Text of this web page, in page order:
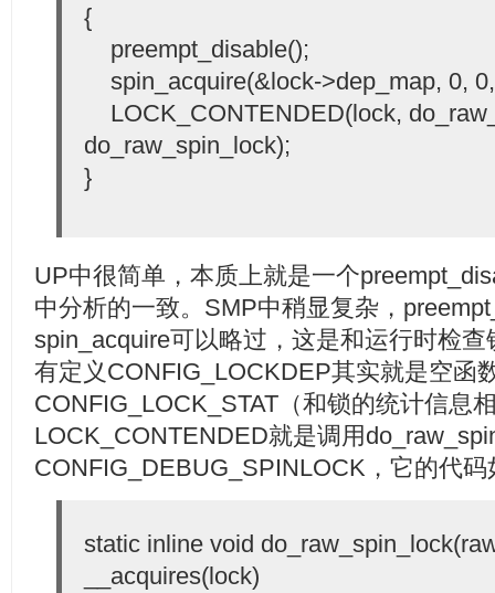
{
preempt_disable();
spin_acquire(&lock->dep_map, 0,
LOCK_CONTENDED(lock,
do_raw_spin_lock);
}
UP中很简单，本质上就是一个
中分析的一致。SMP中稍显复杂，
spin_acquire可以略过，这是和运行时检
有定义CONFIG_LOCKDEP其实就是空函
CONFIG_LOCK_STAT（和锁的统计信息
LOCK_CONTENDED就是调用
CONFIG_DEBUG_SPINLOCK，它的代码
static inline void
__acquires(lock)